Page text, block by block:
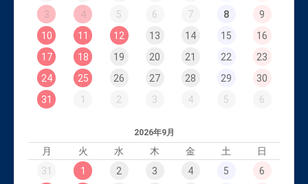
3
4 5 6 7 8
9
10
11 12 13 14 15
16
17
18 19 20 21 22
23
24
25 26 27 28 29
30
31
1 2 3 4 5 6
2026年9月
月 火 水 木 金 土
日
31
1 2 3 4 5
6